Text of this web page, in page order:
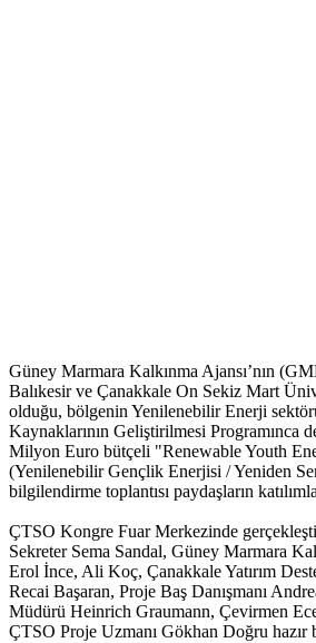
Güney Marmara Kalkınma Ajansı’nın
Balıkesir ve Çanakkale On Sekiz Mart
olduğu, bölgenin Yenilenebilir Enerji
Kaynaklarının Geliştirilmesi Programınca
Milyon Euro bütçeli "Renewable Youth
(Yenilenebilir Gençlik Enerjisi / Yeniden
bilgilendirme toplantısı paydaşların
ÇTSO Kongre Fuar Merkezinde
Sekreter Sema Sandal, Güney Marmara
Erol İnce, Ali Koç, Çanakkale Yatırım
Recai Başaran, Proje Baş Danışmanı
Müdürü Heinrich Graumann, Çevirmen
ÇTSO Proje Uzmanı Gökhan Doğru hazır